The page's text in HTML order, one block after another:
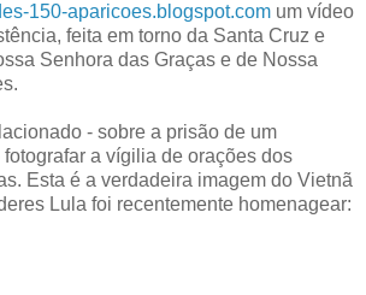
150-aparicoes.blogspot.com um vídeo
feita em torno da Santa Cruz e
Senhora das Graças e de Nossa
- sobre a prisão de um
a vígilia de orações dos
Esta é a verdadeira imagem do Vietnã
Lula foi recentemente homenagear: